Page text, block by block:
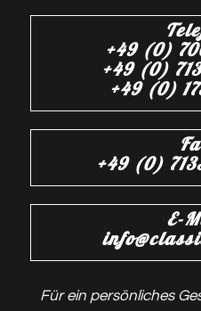
+49 (0)
+49 (0)
+49 (0)
+49 (0)
E-
Für ein persönliches